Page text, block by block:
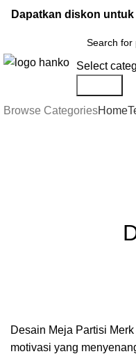
Dapatkan diskon
Select
Browse CategoriesHome
Desain Meja Partisi
motivasi yang